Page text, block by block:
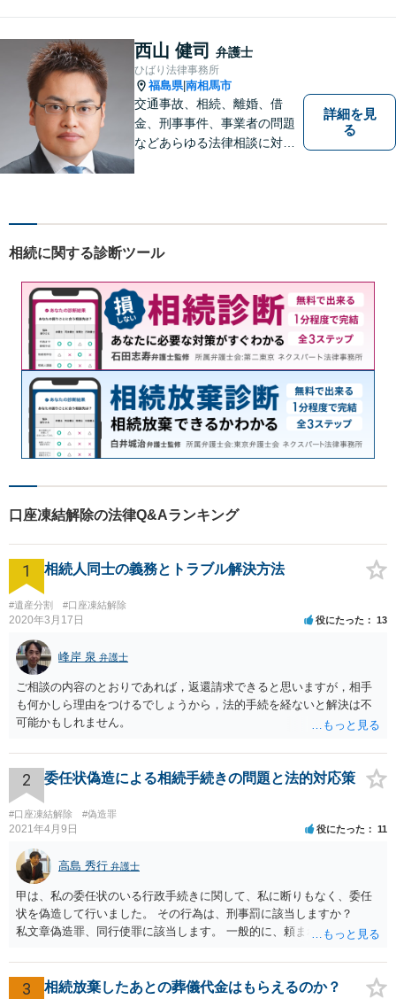
西山 健司 弁護士
ひばり法律事務所
福島県|南相馬市
交通事故、相続、離婚、借
金、刑事事件、事業者の問題
などあらゆる法律相談に対応
ごとがありましたら、まずは
詳細を見
る
相続に関する診断ツール
口座凍結解除の法律Q&Aランキング
1 相続人同士の義務とトラブル解決方法
#遺産分割 #口座凍結解除
2020年3月17日 役にたった 13
峰岸 泉 弁護士
ご相談の内容のとおりであれば，返還請求できると思いますが，相手
も何かしら理由をつけるでしょうから，法的手続を経ないと解決は不
可能かもしれません。
2 委任状偽造による相続手続きの問題と法的対応策
#口座凍結解除 #偽造罪
2021年4月9日 役にたった 11
高島 秀行 弁護士
甲は、私の委任状のいる行政手続きに関して、私に断りもなく、委任
状を偽造して行いました。 その行為は、刑事罰に該当しますか？
私文章偽造罪、同行使罪に該当します。 一般的に、頼まれた（委任さ
か？ 委任状を偽造して使用することはまでは依頼の範囲ではない
ので できないと思います。
3 相続放棄したあとの葬儀代金はもらえるのか？